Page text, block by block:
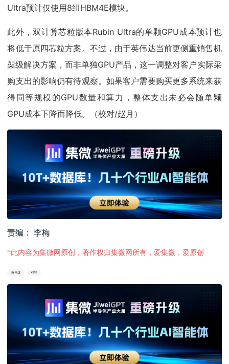
Ultra预计仅使用8组HBM4E模块。
此外，双计算芯粒版本Rubin Ultra的单颗GPU成本预计也
将低于原四芯粒方案。不过，由于英伟达当前更侧重销售机
架级解决方案，而非单独GPU产品，这一调整对客户实际采
购支出的影响仍有待观察。如果客户需要购买更多系统来获
得同等规模的GPU数量和算力，整体支出未必会随单颗
GPU成本下降而降低。（校对/赵月）
责编： 李梅
*此内容为集微网原创，著作权归集微网所有，爱集微，爱原创
英伟达 GPU